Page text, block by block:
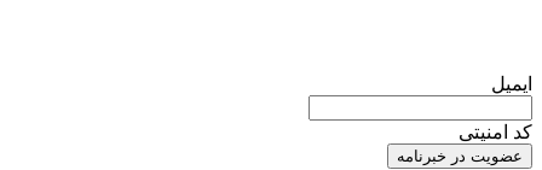
ایمیل
کد امنیتی